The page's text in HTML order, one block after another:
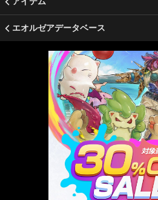
エオルゼアデータベース